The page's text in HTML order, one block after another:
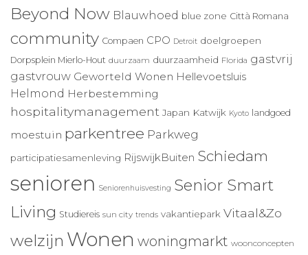
Beyond Now Blauwhoed blue zone Città Romana
community Compaen CPO Detroit doelgroepen
Dorpsplein Mierlo-Hout duurzaam duurzaamheid Florida gastvrij
gastvrouw Geworteld Wonen Hellevoetsluis
Helmond Herbestemming
hospitalitymanagement Japan Katwijk Kyoto landgoed
moestuin parkentree Parkweg
participatiesamenleving RijswijkBuiten Schiedam
senioren Seniorenhuisvesting Senior Smart
Living Studiereis sun city trends vakantiepark Vitaal&Zo
welzijn Wonen woningmarkt woonconcepten